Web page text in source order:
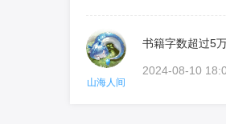
山海人间
书籍字数超过5
2024-08-10